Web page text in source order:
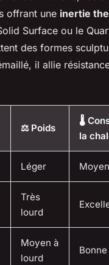
offrant une inertie
Surface ou le
des formes
il allie
⚖️ Poids
🌡️
la
Léger
Très
lourd
Moyen à
lourd
Bonne